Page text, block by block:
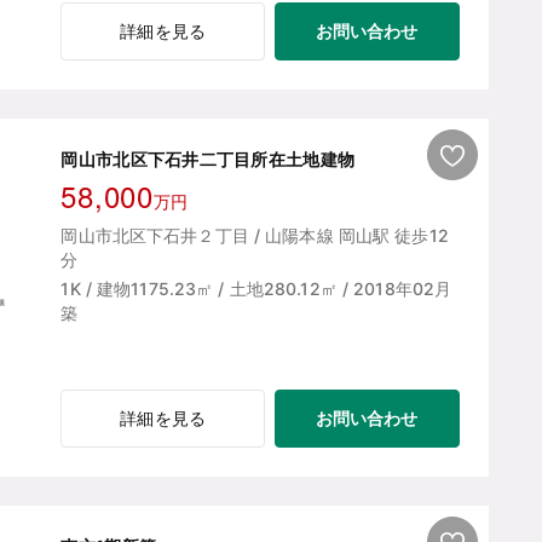
詳細を見る お問い合わせ
岡山市北区下石井二丁目所在土地建物
58,000万円
岡山市北区下石井２丁目 / 山陽本線 岡山駅 徒歩12
分
1K / 建物1175.23㎡ / 土地280.12㎡ / 2018年02月
築
詳細を見る お問い合わせ